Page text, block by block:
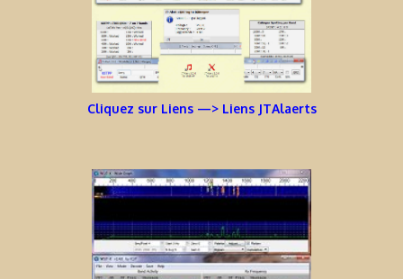
Cliquez sur Liens —> Liens JTAlaerts